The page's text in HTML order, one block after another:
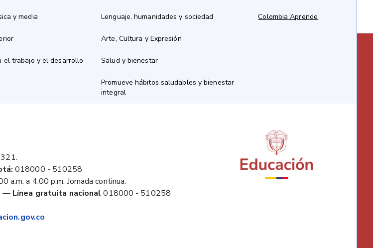
y media
el trabajo y el desarrollo
Lenguaje, humanidades y sociedad
Arte, Cultura y Expresión
Salud y bienestar
Promueve hábitos saludables y bienestar
integral
Colombia Aprende
018000 - 510258
a.m. a 4:00 p.m. Jornada continua.
— Línea gratuita nacional 018000 - 510258